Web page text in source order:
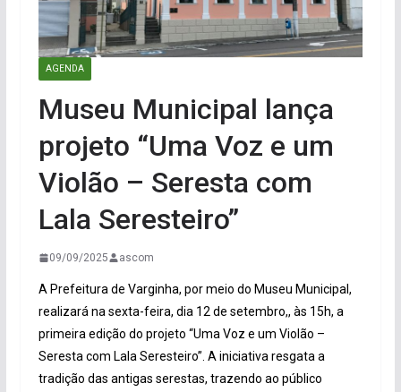
AGENDA
Museu Municipal lança
projeto “Uma Voz e um
Violão – Seresta com
Lala Seresteiro”
09/09/2025 ascom
A Prefeitura de Varginha, por meio do Museu Municipal,
realizará na sexta-feira, dia 12 de setembro,, às 15h, a
primeira edição do projeto “Uma Voz e um Violão –
Seresta com Lala Seresteiro”. A iniciativa resgata a
tradição das antigas serestas, trazendo ao público